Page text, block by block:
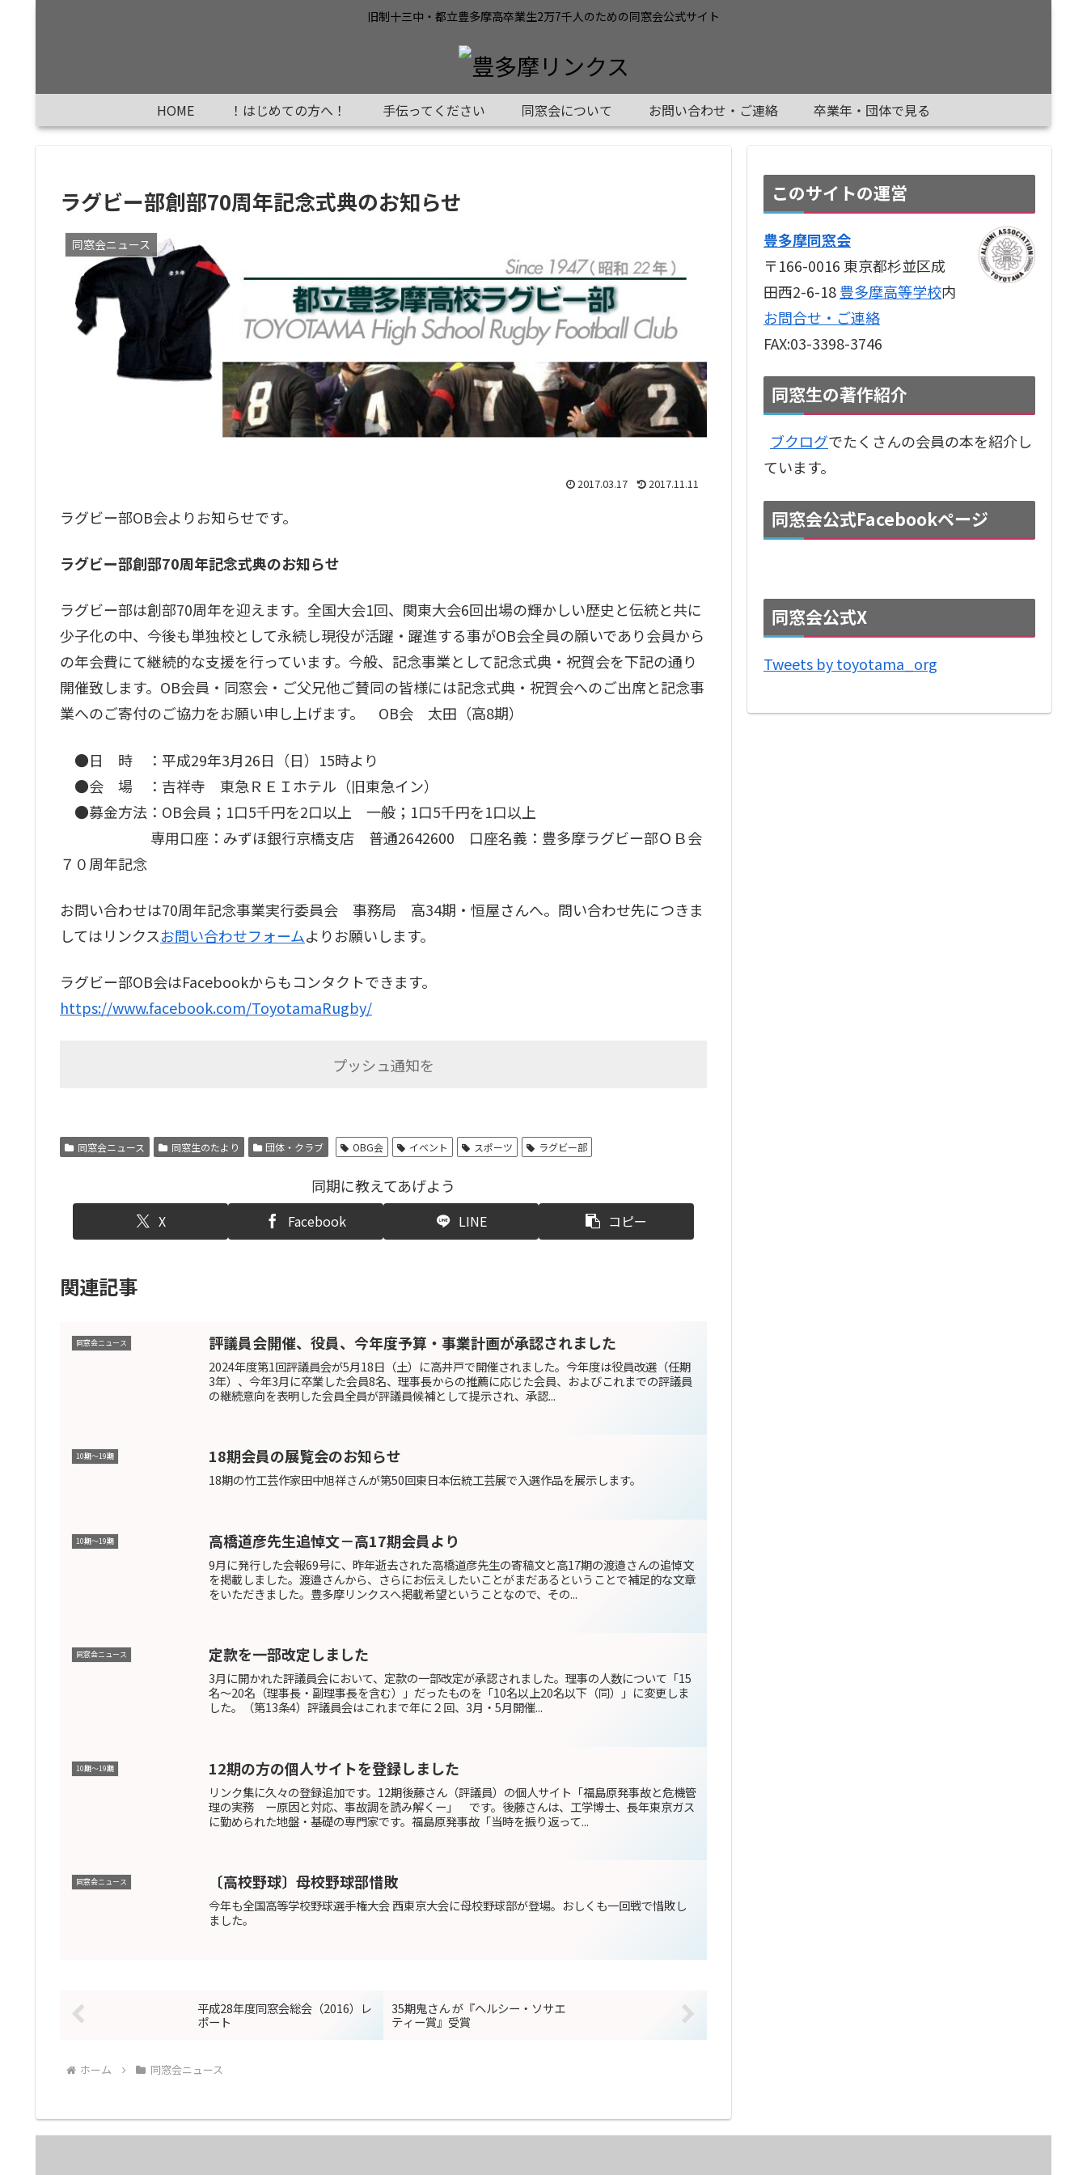
旧制十三中・都立豊多摩高卒業生2万7千人のための同窓会公式サイト
HOME ！はじめての方へ！ 手伝ってください 同窓会について お問い合わせ・ご連絡 卒業年・団体で見る
ラグビー部創部70周年記念式典のお知らせ
同窓会ニュース
2017.03.17 2017.11.11
ラグビー部OB会よりお知らせです。
ラグビー部創部70周年記念式典のお知らせ
ラグビー部は創部70周年を迎えます。全国大会1回、関東大会6回出場の輝かしい歴史と伝統と共に
少子化の中、今後も単独校として永続し現役が活躍・躍進する事がOB会全員の願いであり会員から
の年会費にて継続的な支援を行っています。今般、記念事業として記念式典・祝賀会を下記の通り
開催致します。OB会員・同窓会・ご父兄他ご賛同の皆様には記念式典・祝賀会へのご出席と記念事
業へのご寄付のご協力をお願い申し上げます。 OB会 太田（高8期）
●日 時 ：平成29年3月26日（日）15時より
●会 場 ：吉祥寺 東急ＲＥＩホテル（旧東急イン）
●募金方法：OB会員；1口5千円を2口以上 一般；1口5千円を1口以上
専用口座：みずほ銀行京橋支店 普通2642600 口座名義：豊多摩ラグビー部ＯＢ会
７０周年記念
お問い合わせは70周年記念事業実行委員会 事務局 高34期・恒屋さんへ。問い合わせ先につきま
してはリンクスお問い合わせフォームよりお願いします。
ラグビー部OB会はFacebookからもコンタクトできます。
https://www.facebook.com/ToyotamaRugby/
プッシュ通知を
同窓会ニュース 同窓生のたより 団体・クラブ OBG会 イベント スポーツ ラグビー部
同期に教えてあげよう
X Facebook LINE コピー
関連記事
同窓会ニュース 評議員会開催、役員、今年度予算・事業計画が承認されました
2024年度第1回評議員会が5月18日（土）に高井戸で開催されました。今年度は役員改選（任期
3年）、今年3月に卒業した会員8名、理事長からの推薦に応じた会員、およびこれまでの評議員
の継続意向を表明した会員全員が評議員候補として提示され、承認...
10期〜19期 18期会員の展覧会のお知らせ
18期の竹工芸作家田中旭祥さんが第50回東日本伝統工芸展で入選作品を展示します。
10期〜19期 高橋道彦先生追悼文－高17期会員より
9月に発行した会報69号に、昨年逝去された高橋道彦先生の寄稿文と高17期の渡邉さんの追悼文
を掲載しました。渡邉さんから、さらにお伝えしたいことがまだあるということで補足的な文章
をいただきました。豊多摩リンクスへ掲載希望ということなので、その...
同窓会ニュース 定款を一部改定しました
3月に開かれた評議員会において、定款の一部改定が承認されました。理事の人数について「15
名～20名（理事長・副理事長を含む）」だったものを「10名以上20名以下（同）」に変更しま
した。（第13条4）評議員会はこれまで年に２回、3月・5月開催...
10期〜19期 12期の方の個人サイトを登録しました
リンク集に久々の登録追加です。12期後藤さん（評議員）の個人サイト「福島原発事故と危機管
理の実務 ー原因と対応、事故調を読み解くー」 です。後藤さんは、工学博士、長年東京ガス
に勤められた地盤・基礎の専門家です。福島原発事故「当時を振り返って...
同窓会ニュース 〔高校野球〕母校野球部惜敗
今年も全国高等学校野球選手権大会 西東京大会に母校野球部が登場。おしくも一回戦で惜敗し
ました。
平成28年度同窓会総会（2016）レ
ポート
35期鬼さん が『ヘルシー・ソサエ
ティー賞』受賞
ホーム 同窓会ニュース
このサイトの運営
豊多摩同窓会
〒166-0016 東京都杉並区成
田西2-6-18豊多摩高等学校内
お問合せ・ご連絡
FAX:03-3398-3746
同窓生の著作紹介
ブクログでたくさんの会員の本を紹介し
ています。
同窓会公式Facebookページ
同窓会公式X
Tweets by toyotama_org